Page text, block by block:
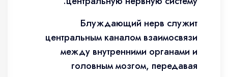
Блуждающий нерв служит
центральным каналом взаимосвязи
между внутренними органами и
головным мозгом, передавая